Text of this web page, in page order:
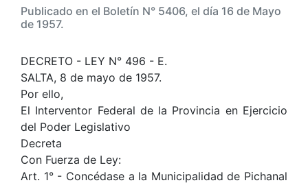
Publicado en el Boletín N° 5406, el día 16 de Mayo
de 1957.
DECRETO - LEY N° 496 - E.
SALTA, 8 de mayo de 1957.
Por ello,
El Interventor Federal de la Provincia en Ejercicio
del Poder Legislativo
Decreta
Con Fuerza de Ley:
Art. 1° - Concédase a la Municipalidad de Pichanal